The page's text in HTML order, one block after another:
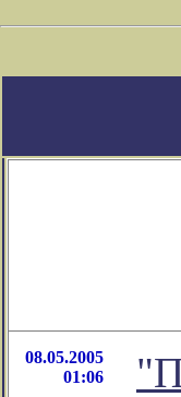
08.05.2005
01:06